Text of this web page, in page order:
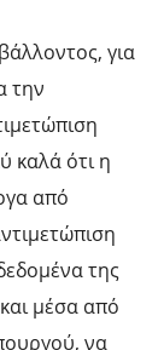
για
την
καλά ότι η
από
της
μέσα από
να